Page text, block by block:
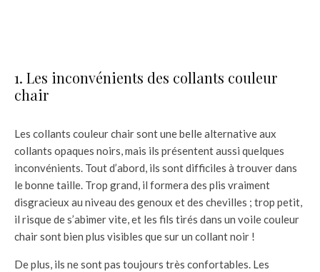
1. Les inconvénients des collants couleur
chair
Les collants couleur chair sont une belle alternative aux
collants opaques noirs, mais ils présentent aussi quelques
inconvénients. Tout d’abord, ils sont difficiles à trouver dans
le bonne taille. Trop grand, il formera des plis vraiment
disgracieux au niveau des genoux et des chevilles ; trop petit,
il risque de s’abimer vite, et les fils tirés dans un voile couleur
chair sont bien plus visibles que sur un collant noir !
De plus, ils ne sont pas toujours très confortables. Les